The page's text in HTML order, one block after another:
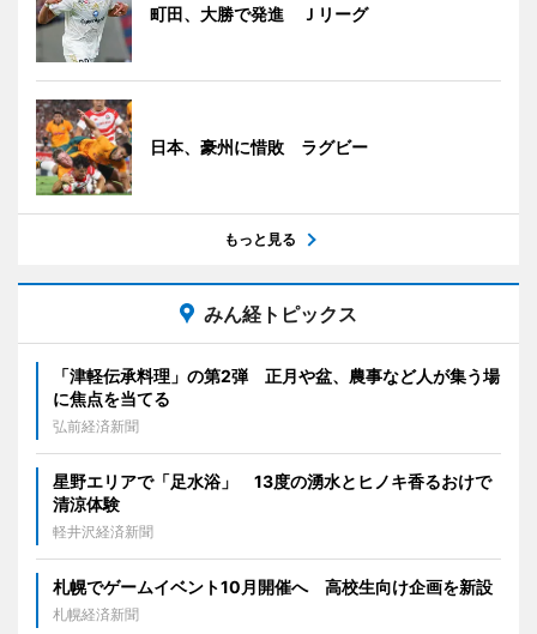
町田、大勝で発進 Ｊリーグ
日本、豪州に惜敗 ラグビー
もっと見る
みん経トピックス
「津軽伝承料理」の第2弾 正月や盆、農事など人が集う場
に焦点を当てる
弘前経済新聞
星野エリアで「足水浴」 13度の湧水とヒノキ香るおけで
清涼体験
軽井沢経済新聞
札幌でゲームイベント10月開催へ 高校生向け企画を新設
札幌経済新聞